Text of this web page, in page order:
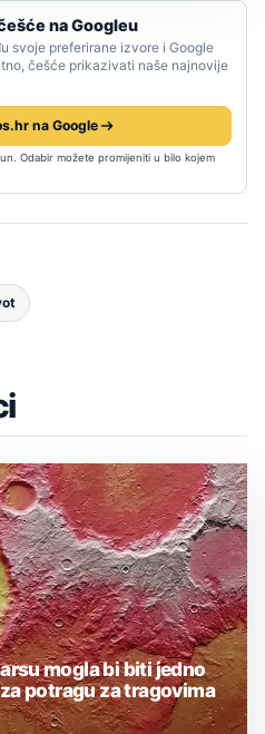
na Googleu
svoje preferirane izvore i Google
češće prikazivati naše najnovije
na Google
Odabir možete promijeniti u bilo kojem
mogla bi biti jedno
potragu za tragovima